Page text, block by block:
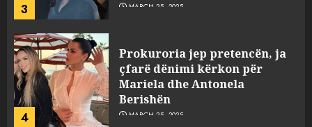
3 MARCH 25, 2025
4
Prokuroria jep pretencën, ja
çfarë dënimi kërkon për
Mariela dhe Antonela
Berishën
MARCH 25, 2025